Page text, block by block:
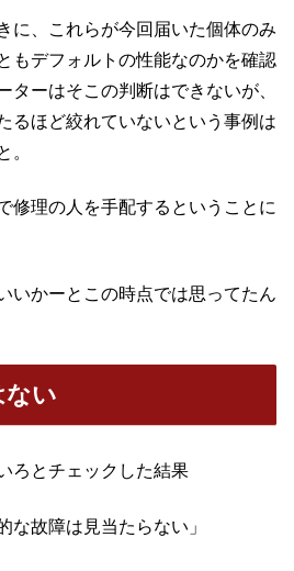
に、これらが今回届いた個体のみ
もデフォルトの性能なのかを確認
ターはそこの判断はできないが、
るほど絞れていないという事例は
。
修理の人を手配するということに
いかーとこの時点では思ってたん
ない
ろとチェックした結果
な故障は見当たらない」